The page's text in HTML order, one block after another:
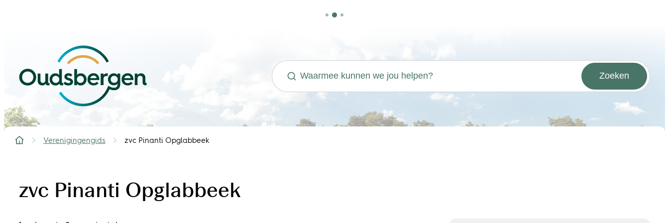
Oudsbergen
Waarmee kunnen we jou helpen?
Zoeken
Startpagina
Verenigingengids zvc Pinanti Opglabbeek
zvc Pinanti Opglabbeek